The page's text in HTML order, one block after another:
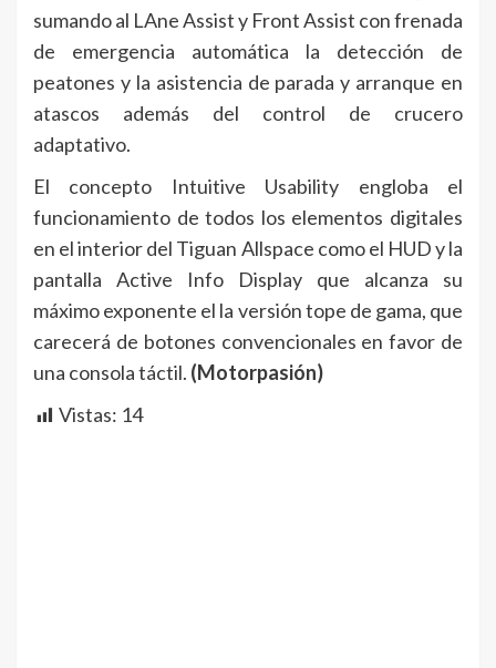
sumando al LAne Assist y Front Assist con frenada
de emergencia automática la detección de
peatones y la asistencia de parada y arranque en
atascos además del control de crucero
adaptativo.
El concepto Intuitive Usability engloba el
funcionamiento de todos los elementos digitales
en el interior del Tiguan Allspace como el HUD y la
pantalla Active Info Display que alcanza su
máximo exponente el la versión tope de gama, que
carecerá de botones convencionales en favor de
una consola táctil. (Motorpasión)
Vistas: 14